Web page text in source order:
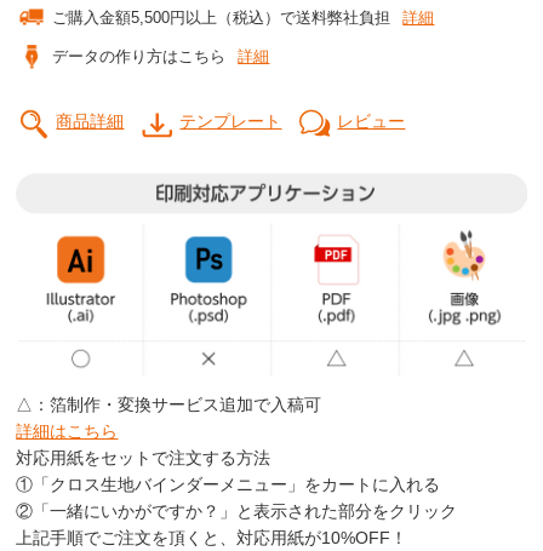
ご購入金額5,500円以上（税込）で送料弊社負担 詳細
データの作り方はこちら 詳細
商品詳細 テンプレート レビュー
△：箔制作・変換サービス追加で入稿可
詳細はこちら
対応用紙をセットで注文する方法
①「クロス生地バインダーメニュー」をカートに入れる
②「一緒にいかがですか？」と表示された部分をクリック
上記手順でご注文を頂くと、対応用紙が10%OFF ！